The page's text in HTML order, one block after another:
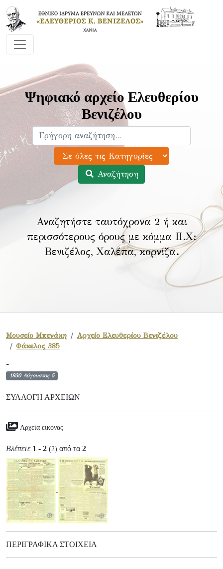
Ψηφιακό αρχείο Ελευθερίου
Βενιζέλου
Αναζήτηση
Αναζητήστε ταυτόχρονα 2 ή και
περισσότερους όρους με κόμμα Π.Χ:
Βενιζέλος, Χαλέπα, κορνίζα.
Μουσείο Μπενάκη
Αρχείο Ελευθερίου Βενιζέλου
Φάκελος 385
-
1930 Αύγουστος 5
ΣΥΛΛΟΓΉ ΑΡΧΕΊΩΝ
Αρχεία εικόνας
Βλέπετε 1 - 2 (2) από τα 2
ΠΕΡΙΓΡΑΦΙΚΆ ΣΤΟΙΧΕΊΑ